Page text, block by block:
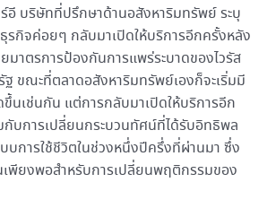
อี บริษัทที่ปรึกษาด้านอสังหาริมทรัพย์ ระบุ
รกิจค่อยๆ กลับมาเปิดให้บริการอีกครั้งหลัง
มาตรการป้องกันการแพร่ระบาดของไวรัส
ฐ ขณะที่ตลาดอสังหาริมทรัพย์เองก็จะเริ่มมี
นเช่นกัน แต่การกลับมาเปิดให้บริการอีก
บการเปลี่ยนกระบวนทัศน์ที่ได้รับอิทธิพล
บการใช้ชีวิตในช่วงหนึ่งปีครึ่งที่ผ่านมา ซึ่ง
เพียงพอสำหรับการเปลี่ยนพฤติกรรมของ